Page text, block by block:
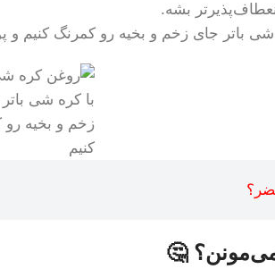
بشه.
جای زخم و بخیه رو کمرنگ کنیم و
با کره شی
زخم و بخیه رو
کنیم
🤔